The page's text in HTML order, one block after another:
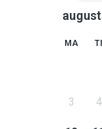
MA TI
3 4